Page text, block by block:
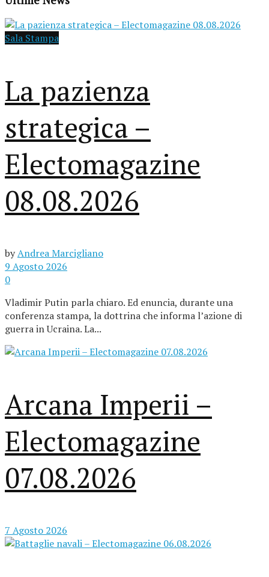
Sala Stampa
La pazienza
strategica –
Electomagazine
08.08.2026
byAndrea Marcigliano
9 Agosto 2026
0
Vladimir Putin parla chiaro. Ed enuncia, durante una
conferenza stampa, la dottrina che informa l’azione di
guerra in Ucraina. La...
Arcana Imperii –
Electomagazine
07.08.2026
7 Agosto 2026